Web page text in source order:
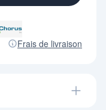
Frais de livraison